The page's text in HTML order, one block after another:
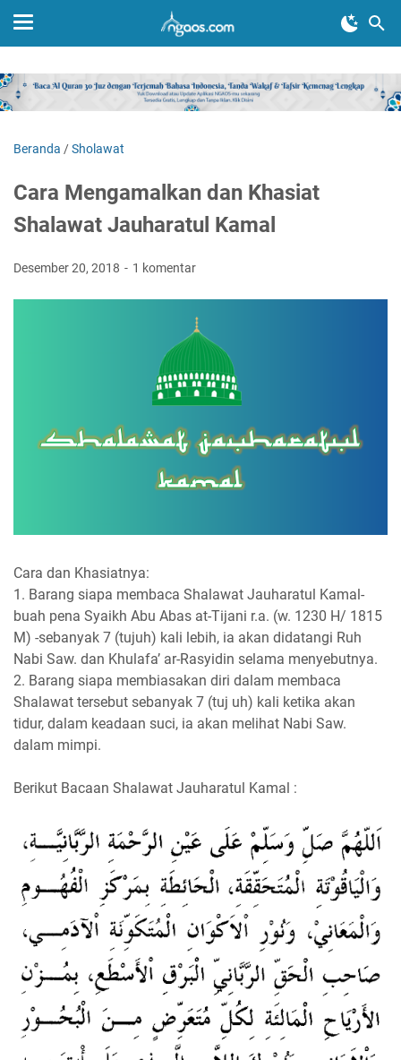
Beranda /Sholawat
Cara Mengamalkan dan Khasiat
Shalawat Jauharatul Kamal
Desember 20, 2018 1 komentar
Cara dan Khasiatnya:
1. Barang siapa membaca Shalawat Jauharatul Kamal-
buah pena Syaikh Abu Abas at-Tijani r.a. (w. 1230 H/ 1815
M) -sebanyak 7 (tujuh) kali lebih, ia akan didatangi Ruh
Nabi Saw. dan Khulafa’ ar-Rasyidin selama menyebutnya.
2. Barang siapa membiasakan diri dalam membaca
Shalawat tersebut sebanyak 7 (tuj uh) kali ketika akan
tidur, dalam keadaan suci, ia akan melihat Nabi Saw.
dalam mimpi.
Berikut Bacaan Shalawat Jauharatul Kamal :